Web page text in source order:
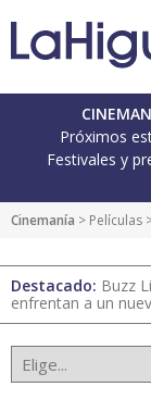
Próximos
Festivales y
Cinemanía > Películas
Destacado: Buzz
enfrentan a un